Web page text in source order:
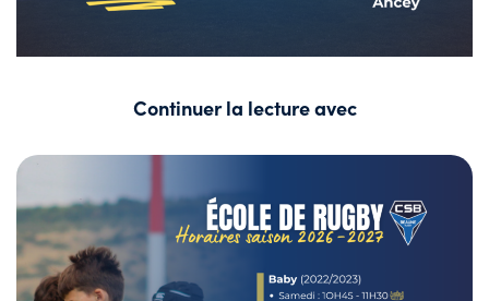
Continuer la lecture avec